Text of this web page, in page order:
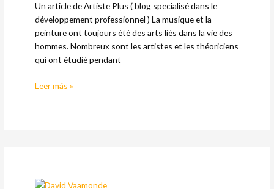
Un article de Artiste Plus ( blog specialisé dans le
développement professionnel ) La musique et la
peinture ont toujours été des arts liés dans la vie des
hommes. Nombreux sont les artistes et les théoriciens
qui ont étudié pendant
CONJUGUENT
Leer más »
DAVID